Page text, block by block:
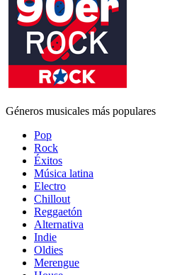
Géneros musicales más populares
Pop
Rock
Éxitos
Música latina
Electro
Chillout
Reggaetón
Alternativa
Indie
Oldies
Merengue